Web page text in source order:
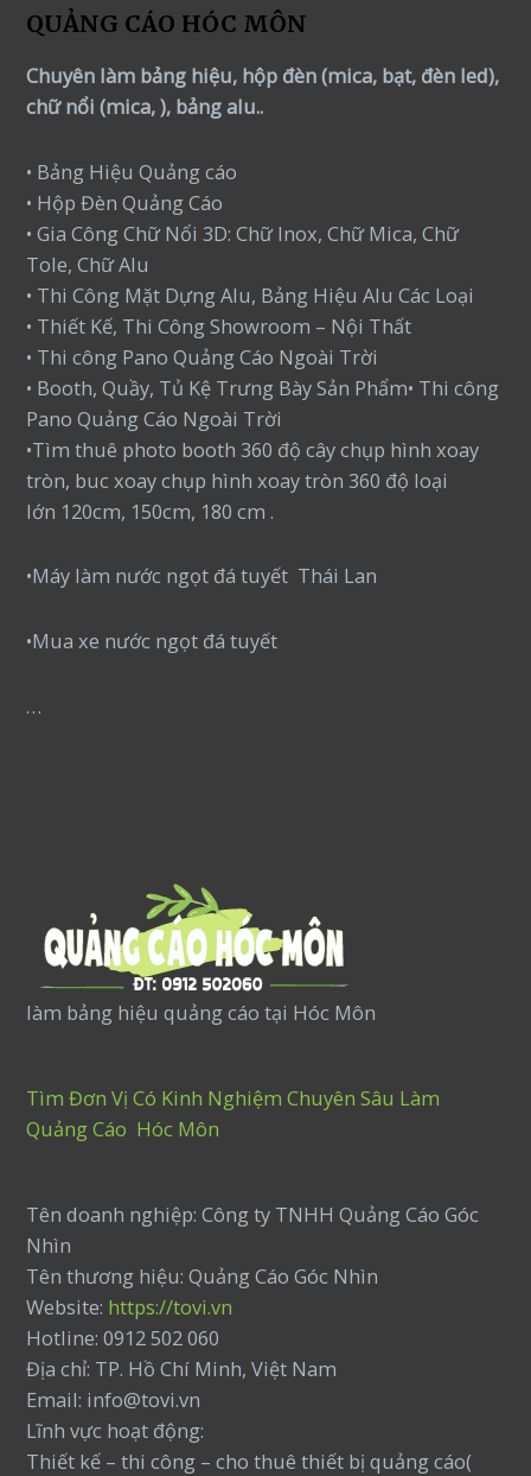
QUẢNG CÁO HÓC MÔN
Chuyên làm bảng hiệu, hộp đèn (mica, bạt, đèn led),
chữ nổi (mica, ), bảng alu..
• Bảng Hiệu Quảng cáo
• Hộp Đèn Quảng Cáo
• Gia Công Chữ Nổi 3D: Chữ Inox, Chữ Mica, Chữ
Tole, Chữ Alu
• Thi Công Mặt Dựng Alu, Bảng Hiệu Alu Các Loại
• Thiết Kế, Thi Công Showroom – Nội Thất
• Thi công Pano Quảng Cáo Ngoài Trời
• Booth, Quầy, Tủ Kệ Trưng Bày Sản Phẩm• Thi công
Pano Quảng Cáo Ngoài Trời
•Tìm thuê photo booth 360 độ cây chụp hình xoay
tròn, buc xoay chụp hình xoay tròn 360 độ loại
lớn 120cm, 150cm, 180 cm .
•Máy làm nước ngọt đá tuyết Thái Lan
•Mua xe nước ngọt đá tuyết
…
làm bảng hiệu quảng cáo tại Hóc Môn
Tìm Đơn Vị Có Kinh Nghiệm Chuyên Sâu Làm
Quảng Cáo Hóc Môn
Tên doanh nghiệp: Công ty TNHH Quảng Cáo Góc
Nhìn
Tên thương hiệu: Quảng Cáo Góc Nhìn
Website: https://tovi.vn
Hotline: 0912 502 060
Địa chỉ: TP. Hồ Chí Minh, Việt Nam
Email: info@tovi.vn
Lĩnh vực hoạt động:
Thiết kế – thi công – cho thuê thiết bị quảng cáo(